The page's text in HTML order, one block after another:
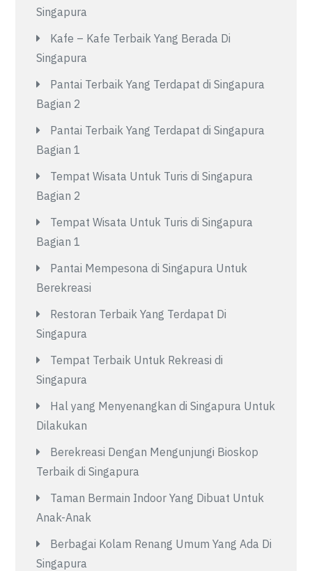
Singapura
Kafe – Kafe Terbaik Yang Berada Di
Singapura
Pantai Terbaik Yang Terdapat di Singapura
Bagian 2
Pantai Terbaik Yang Terdapat di Singapura
Bagian 1
Tempat Wisata Untuk Turis di Singapura
Bagian 2
Tempat Wisata Untuk Turis di Singapura
Bagian 1
Pantai Mempesona di Singapura Untuk
Berekreasi
Restoran Terbaik Yang Terdapat Di
Singapura
Tempat Terbaik Untuk Rekreasi di
Singapura
Hal yang Menyenangkan di Singapura Untuk
Dilakukan
Berekreasi Dengan Mengunjungi Bioskop
Terbaik di Singapura
Taman Bermain Indoor Yang Dibuat Untuk
Anak-Anak
Berbagai Kolam Renang Umum Yang Ada Di
Singapura